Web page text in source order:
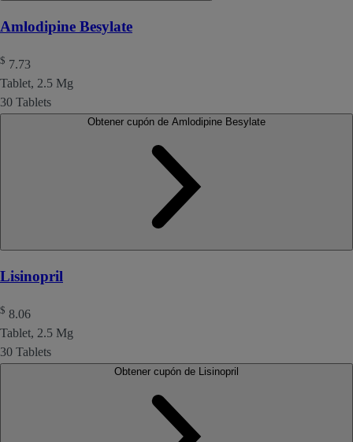
Amlodipine Besylate
$ 7.73
Tablet, 2.5 Mg
30 Tablets
Lisinopril
$ 8.06
Tablet, 2.5 Mg
30 Tablets